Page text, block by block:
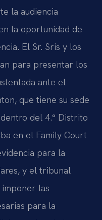
la audiencia
la oportunidad de
El Sr. Sris y los
para presentar los
ante el
que tiene su sede
del 4.° Distrito
en el Family Court
para la
y el tribunal
las
para la